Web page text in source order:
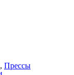
, Прессы